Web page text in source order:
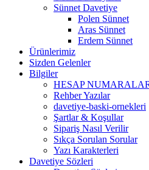
Sünnet Davetiye
Polen Sünnet
Aras Sünnet
Erdem Sünnet
Ürünlerimiz
Sizden Gelenler
Bilgiler
HESAP
Rehber Yazılar
davetiye-baski-ornekleri
Şartlar & Koşullar
Sipariş Nasıl Verilir
Sıkça Sorulan Sorular
Yazı Karakterleri
Davetiye Sözleri